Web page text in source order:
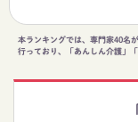
本ランキングでは、専門家40名
行っており、「あんしん介護」